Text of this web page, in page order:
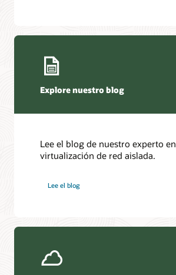
Explore nuestro blog
Lee el blog de nuestro experto en
virtualización de red aislada.
Lee el blog